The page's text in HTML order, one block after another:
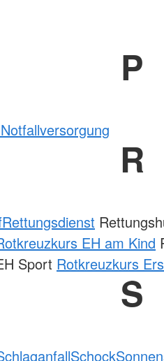
P
R
Rettungsdienst
EH am Kind
Sport Rotkreuzkurs
S
Schock